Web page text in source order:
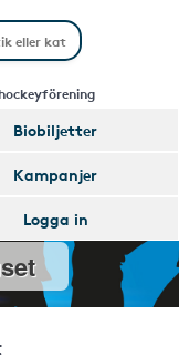
Biobiljetter
Kampanjer
Logga in